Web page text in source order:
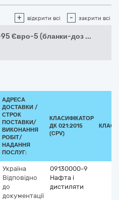
+ відкрити всі - закрити всі
Євро-5 (бланки-доз ...
АДРЕСА
ДОСТАВКИ /
СТРОК
ПОСТАВКИ/
ВИКОНАННЯ
РОБІТ/
НАДАННЯ
ПОСЛУГ:
КЛАСИФІКАТОР
ДК 021:2015
(CPV)
Україна
Відповідно
до
документації
09130000-9
Нафта і
дистиляти